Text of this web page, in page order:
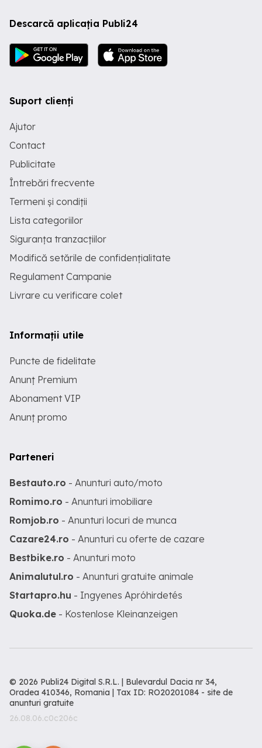
Descarcă aplicația Publi24
Suport clienți
Ajutor
Contact
Publicitate
Întrebări frecvente
Termeni și condiții
Lista categoriilor
Siguranța tranzacțiilor
Modifică setările de confidențialitate
Regulament Campanie
Livrare cu verificare colet
Informații utile
Puncte de fidelitate
Anunț Premium
Abonament VIP
Anunț promo
Parteneri
Bestauto.ro - Anunturi auto/moto
Romimo.ro - Anunturi imobiliare
Romjob.ro - Anunturi locuri de munca
Cazare24.ro - Anunturi cu oferte de cazare
Bestbike.ro - Anunturi moto
Animalutul.ro - Anunturi gratuite animale
Startapro.hu - Ingyenes Apróhirdetés
Quoka.de - Kostenlose Kleinanzeigen
© 2026 Publi24 Digital S.R.L. | Bulevardul Dacia nr 34,
Oradea 410346, Romania | Tax ID: RO20201084 - site de
anunturi gratuite
26.08.06.c0c206c